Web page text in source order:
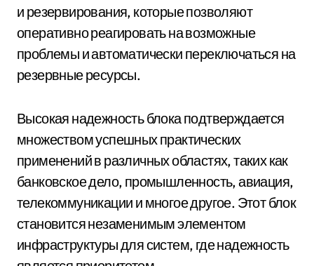
и резервирования, которые позволяют
оперативно реагировать на возможные
проблемы и автоматически переключаться на
резервные ресурсы.
Высокая надежность блока подтверждается
множеством успешных практических
применений в различных областях, таких как
банковское дело, промышленность, авиация,
телекоммуникации и многое другое. Этот блок
становится незаменимым элементом
инфраструктуры для систем, где надежность